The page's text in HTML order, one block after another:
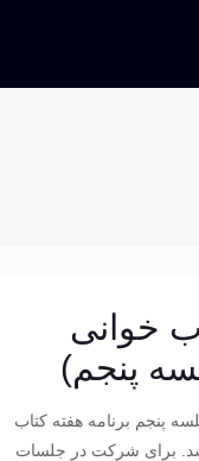
خوانی
پنجم)
پنجم برنامه هفته کتاب
شد. برای شرکت در جلسات